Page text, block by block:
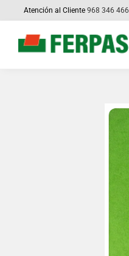
Atención al Cliente968 346 466
Search